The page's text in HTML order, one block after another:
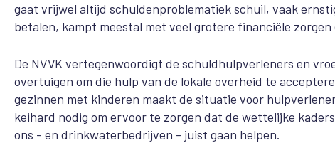
gaat vrijwel altijd schuldenproblematiek schuil, vaak
betalen, kampt meestal met veel grotere financiële
De NVVK vertegenwoordigt de schuldhulpverleners en
overtuigen om die hulp van de lokale overheid te
gezinnen met kinderen maakt de situatie voor
keihard nodig om ervoor te zorgen dat de wettelijke
ons - en drinkwaterbedrijven - juist gaan helpen.